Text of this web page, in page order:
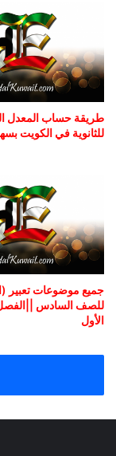
طريقة حساب المعدل
للثانوية في الكويت
جميع موضوعات تعبير
للصف السادس
الأول